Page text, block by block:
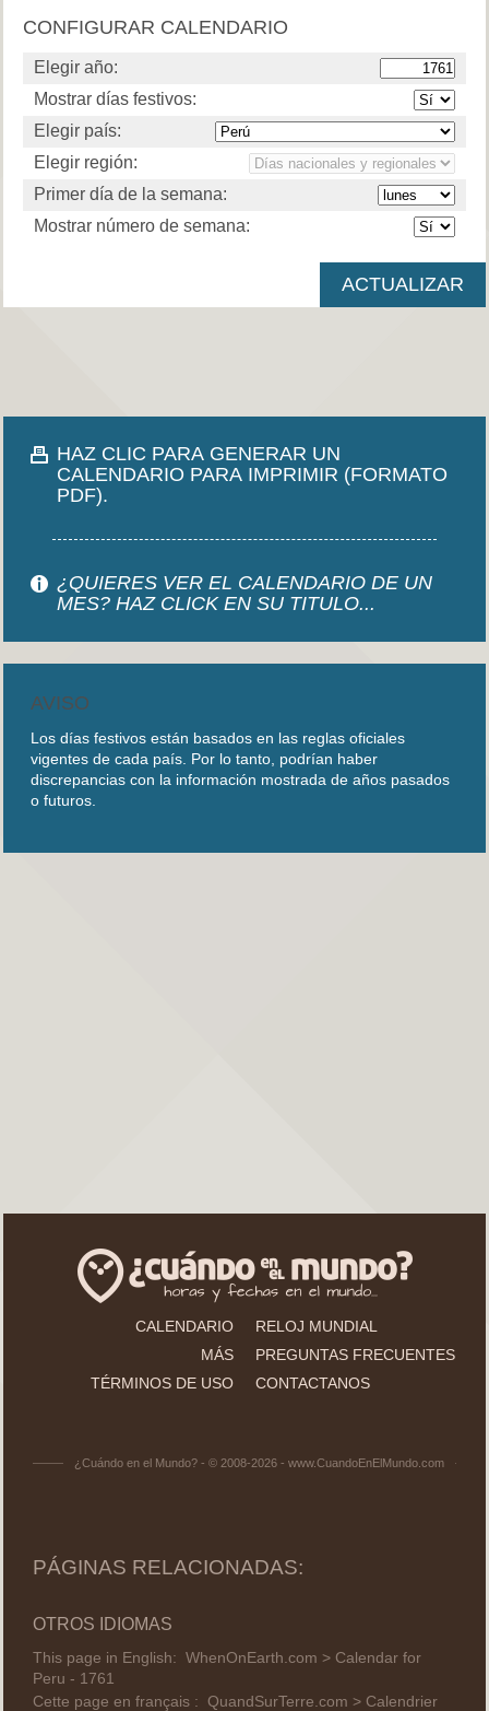
CONFIGURAR CALENDARIO
Elegir año:
Mostrar días festivos:
Elegir país:
Elegir región:
Primer día de la semana:
Mostrar número de semana:
HAZ CLIC PARA GENERAR UN
CALENDARIO PARA IMPRIMIR (FORMATO
PDF).
¿QUIERES VER EL CALENDARIO DE UN
MES? HAZ CLICK EN SU TITULO...
AVISO
Los días festivos están basados en las reglas oficiales
vigentes de cada país. Por lo tanto, podrían haber
discrepancias con la información mostrada de años pasados
o futuros.
CALENDARIO
RELOJ MUNDIAL
MÁS
PREGUNTAS FRECUENTES
TÉRMINOS DE USO
CONTACTANOS
¿Cuándo en el Mundo? - © 2008-2026 - www.CuandoEnElMundo.com
PÁGINAS RELACIONADAS:
OTROS IDIOMAS
This page in English: WhenOnEarth.com > Calendar for
Peru - 1761
Cette page en français : QuandSurTerre.com > Calendrier